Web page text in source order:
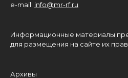
e-mail: info@mr-rf.ru
Информационные материалы
для размещения на сайте их
Архивы